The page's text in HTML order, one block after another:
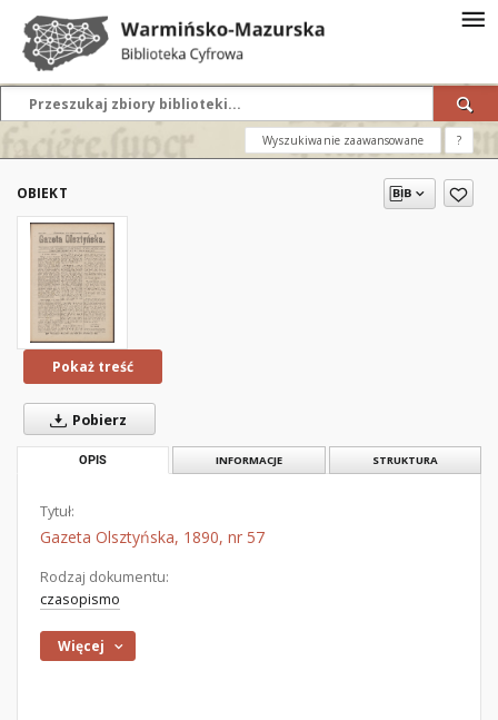
Wyszukiwanie zaawansowane ?
OBIEKT
Pokaż treść
Pobierz
OPIS INFORMACJE STRUKTURA
Tytuł:
Gazeta Olsztyńska, 1890, nr 57
Rodzaj dokumentu:
czasopismo
Więcej